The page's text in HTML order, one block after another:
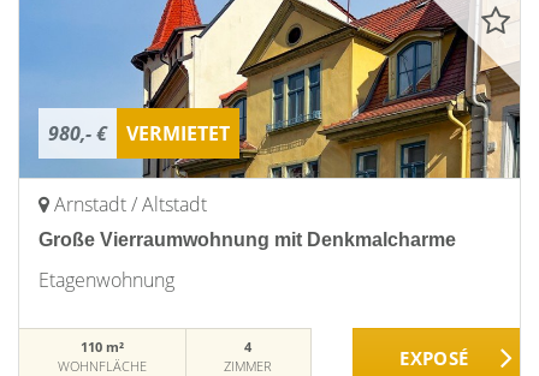
980,- € VERMIETET
Arnstadt / Altstadt
Große Vierraumwohnung mit Denkmalcharme
Etagenwohnung
110 m²
WOHNFLÄCHE
4
ZIMMER